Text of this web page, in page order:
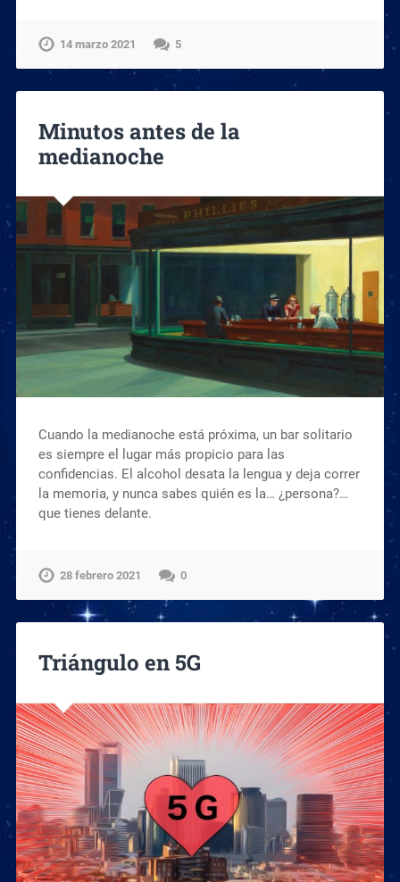
14 marzo 2021 5
Minutos antes de la
medianoche
Cuando la medianoche está próxima, un bar solitario
es siempre el lugar más propicio para las
confidencias. El alcohol desata la lengua y deja correr
la memoria, y nunca sabes quién es la… ¿persona?…
que tienes delante.
28 febrero 2021 0
Triángulo en 5G